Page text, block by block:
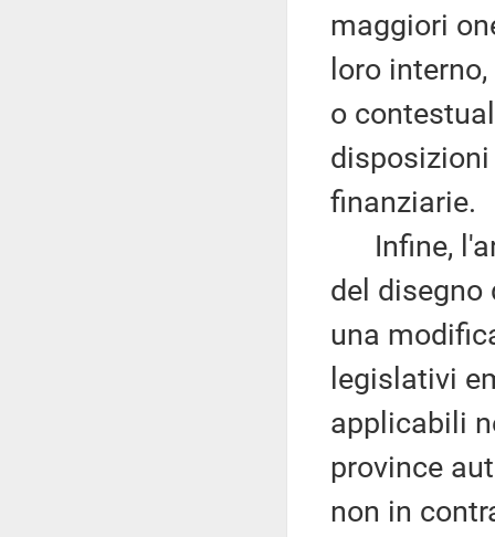
maggiori
loro
o
finanziarie.
Infine,
del disegno
una
legislativi
applicabili
province
non in